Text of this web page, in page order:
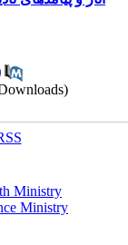
Ministry
Ministry